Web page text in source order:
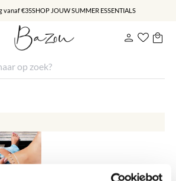
vanaf €35SHOP JOUW SUMMER ESSENTIALS